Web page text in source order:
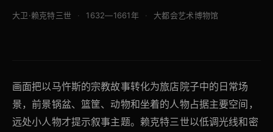
大卫·赖克特三世 1632—1661年 大都会艺术博物馆
画面把以马忤斯的宗教故事转化为旅店院子中的日常场
景，前景锅盆、篮筐、动物和坐着的人物占据主要空间，
远处小人物才提示叙事主题。赖克特三世以低调光线和密